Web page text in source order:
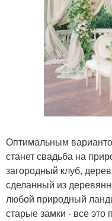
Оптимальным
станет свадьба на
загородный клуб,
сделанный из
любой природный
старые замки - все